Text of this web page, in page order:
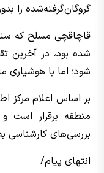
گروگان‌گرفته‌شده را
قاچاقچی مسلح که
شده بود، در آخرین
شود؛ اما با هوشیاری
بر اساس اعلام مرکز
منطقه برقرار است
بررسی‌های کارشناسی
انتهای پیام/